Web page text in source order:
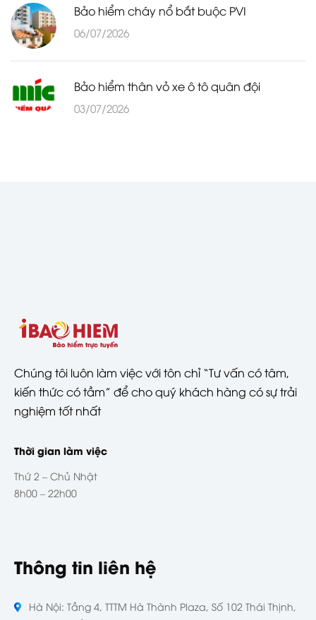
Bảo hiểm cháy nổ bắt buộc PVI
06/07/2026
Bảo hiểm thân vỏ xe ô tô quân đội
03/07/2026
Chúng tôi luôn làm việc với tôn chỉ “Tư vấn có tâm,
kiến thức có tầm” để cho quý khách hàng có sự trải
nghiệm tốt nhất
Thời gian làm việc
Thứ 2 – Chủ Nhật
8h00 – 22h00
Thông tin liên hệ
Hà Nội: Tầng 4, TTTM Hà Thành Plaza, Số 102 Thái Thịnh,